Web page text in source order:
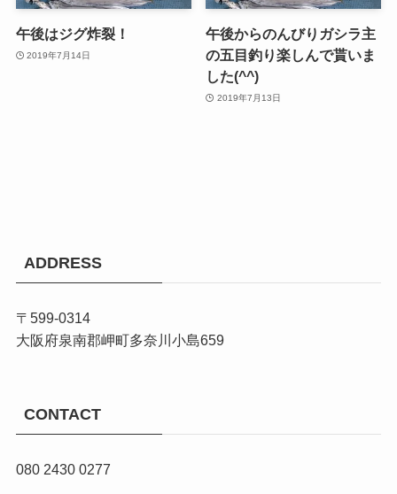
午後はジグ炸裂！
2019年7月14日
午後からのんびりガシラ主
の五目釣り楽しんで貰いま
した(^^)
2019年7月13日
ADDRESS
〒599-0314
大阪府泉南郡岬町多奈川小島659
CONTACT
080 2430 0277